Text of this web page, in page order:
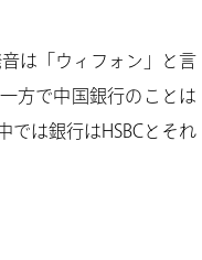
は「ウィフォン」と言
方で中国銀行のことは
では銀行はHSBCとそれ